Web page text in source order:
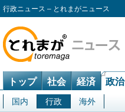
行政ニュース – とれまがニュース
トップ 社会 経済 政治
国内 行政 海外